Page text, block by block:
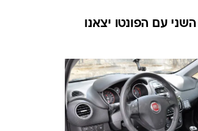
צרכנות
טכנולוגיה
בטיחות
סדנאות ושיפורים
בחודש השני עם הפונטו יצאנו